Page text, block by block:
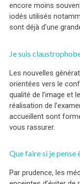
encore moins
iodés utilisés
sont déjà d’une
Je suis
Les nouvelles
orientées vers le
qualité de l’image et
réalisation de
accueillent sont
vous rassurer.
Que faire si je pense
Par prudence, les